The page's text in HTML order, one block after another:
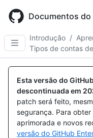
main
content
Documentos
Introdução /
Tipos de contas
Esta versão do
descontinuada em
patch será feito,
segurança. Para
aprimorada e novos
versão do GitHub